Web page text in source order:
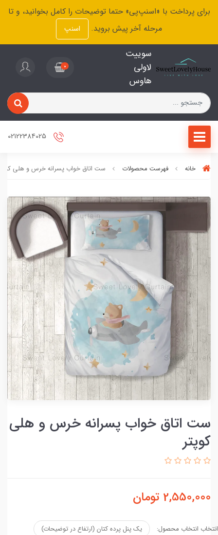
برای پرداخت با «اسنپ‌پی» حتما توضیحات را کامل بخوانید، و تا
مرحله آخر پیش بروید.
اسنپ
سوییت
لاولی
هاوس
0
خانه فهرست محصولات ست اتاق خواب پسرانه خرس و هلی
ست اتاق خواب پسرانه خرس و هلی
کوپتر
2,550,000 تومان
انتخاب انتخاب محصول: یک پنل پرده کتان (ارتفاع در توضیحات)